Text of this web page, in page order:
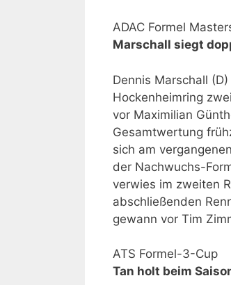
ADAC Formel
Marschall siegt
Dennis Marschall
Hockenheimring
vor Maximilian
Gesamtwertung
sich am
der Nachwuchs-
verwies im zweiten
abschließenden
gewann vor Tim
ATS Formel-3-Cup
Tan holt beim